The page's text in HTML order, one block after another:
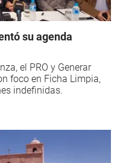
su agenda
el PRO y Generar
foco en Ficha Limpia,
indefinidas.